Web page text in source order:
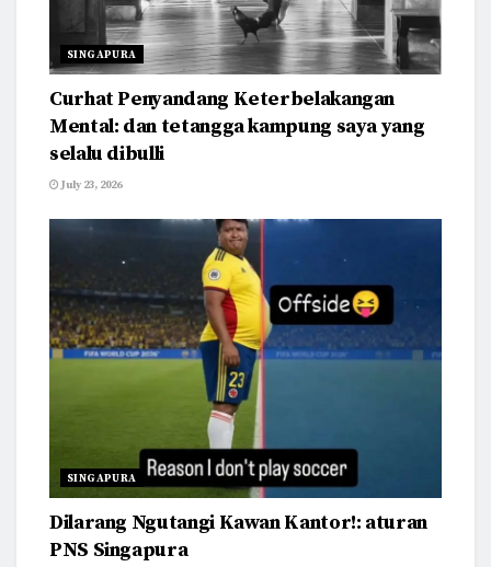
SINGAPURA
Curhat Penyandang Keterbelakangan
Mental: dan tetangga kampung saya yang
selalu dibulli
July 23, 2026
SINGAPURA
Dilarang Ngutangi Kawan Kantor!: aturan
PNS Singapura